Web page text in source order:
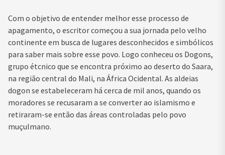
Com o objetivo de entender melhor esse processo de
apagamento, o escritor começou a sua jornada pelo velho
continente em busca de lugares desconhecidos e simbólicos
para saber mais sobre esse povo. Logo conheceu os Dogons,
grupo étcnico que se encontra próximo ao deserto do Saara,
na região central do Mali, na África Ocidental. As aldeias
dogon se estabeleceram há cerca de mil anos, quando os
moradores se recusaram a se converter ao islamismo e
retiraram-se então das áreas controladas pelo povo
muçulmano.